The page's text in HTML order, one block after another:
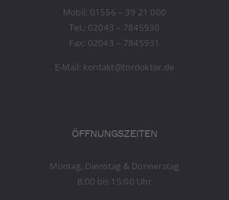
Mobil: 01556 – 39 21 000
Tel.: 02043 – 7845930
Fax: 02043 – 7845931
E-Mail: kontakt@tordoktor.de
ÖFFNUNGSZEITEN
Montag, Dienstag & Donnerstag
8:00 bis 15:00 Uhr